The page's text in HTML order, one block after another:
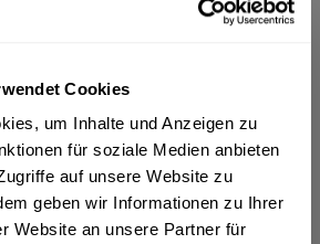
Cookies
um Inhalte und Anzeigen zu
für soziale Medien anbieten
auf unsere Website zu
geben wir Informationen zu Ihrer
Website an unsere Partner für